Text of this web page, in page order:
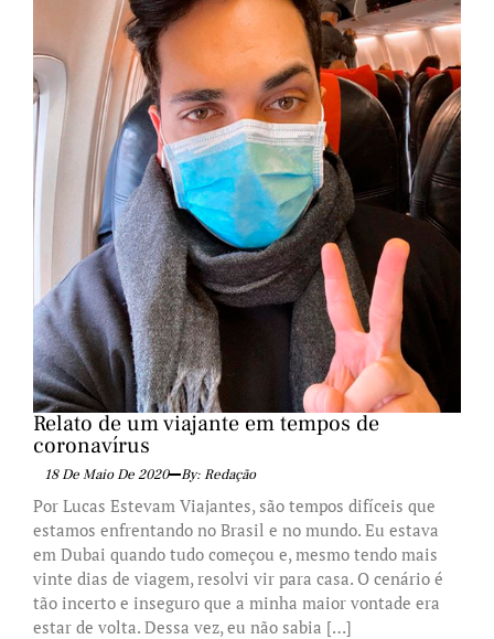
Relato de um viajante em tempos de
coronavírus
18 De Maio De 2020 By: Redação
Por Lucas Estevam Viajantes, são tempos difíceis que
estamos enfrentando no Brasil e no mundo. Eu estava
em Dubai quando tudo começou e, mesmo tendo mais
vinte dias de viagem, resolvi vir para casa. O cenário é
tão incerto e inseguro que a minha maior vontade era
estar de volta. Dessa vez, eu não sabia […]